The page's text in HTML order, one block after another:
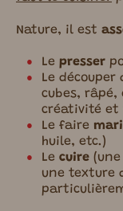
Nature, il est
Le presser
Le
cubes,
créativité et
Le faire
huile, etc.)
Le cuire
une texture